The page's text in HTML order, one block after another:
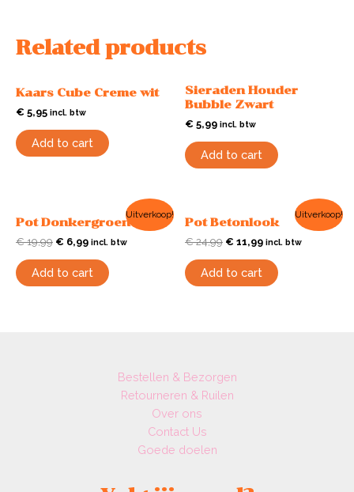
Related products
Kaars Cube Creme wit
€ 5,95 incl. btw
Add to cart
Sieraden Houder
Bubble Zwart
€ 5,99 incl. btw
Add to cart
Uitverkoop!
Pot Donkergroen
€19,99 € 6,99 incl. btw
Add to cart
Uitverkoop!
Pot Betonlook
€24,99 € 11,99 incl. btw
Add to cart
Bestellen & Bezorgen
Retourneren & Ruilen
Over ons
Contact Us
Goede doelen